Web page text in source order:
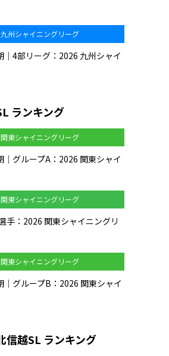
九州シャイニングリーグ
｜4部リーグ：2026 九州シャイ
ランキング
関東シャイニングリーグ
｜グループA：2026 関東シャイ
関東シャイニングリーグ
手：2026 関東シャイニングリ
関東シャイニングリーグ
｜グループB：2026 関東シャイ
信越SL ランキング